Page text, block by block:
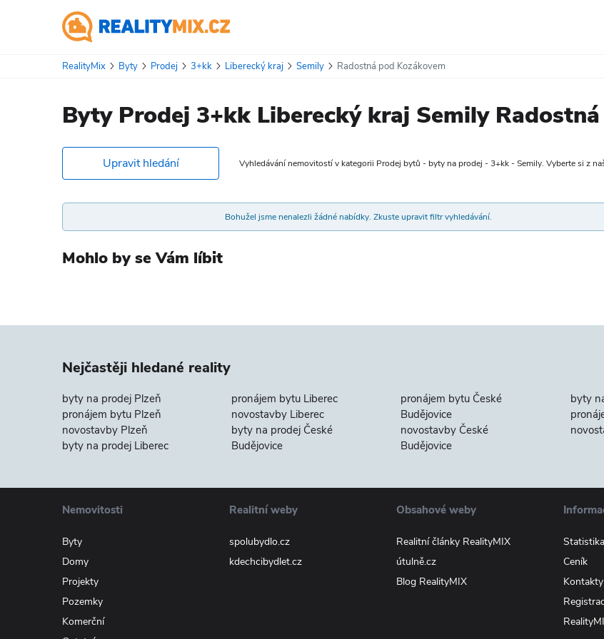
RealityMix Byty Prodej 3+kk Liberecký kraj Semily Radostná pod Kozákovem
Byty Prodej 3+kk Liberecký kraj Semily
Upravit hledání Vyhledávání nemovitostí v kategorii Prodej bytů - byty na prodej - 3+kk - Semily. Vyberte si z
Bohužel jsme nenalezli žádné nabídky. Zkuste upravit filtr vyhledávání.
Mohlo by se Vám líbit
Nejčastěji hledané reality
byty na prodej Plzeň
pronájem bytu Plzeň
novostavby Plzeň
byty na prodej Liberec
pronájem bytu Liberec
novostavby Liberec
byty na prodej České
Budějovice
pronájem bytu České
Budějovice
novostavby České
Budějovice
byty
Nemovitosti
Byty
Domy
Projekty
Pozemky
Komerční
Realitní weby
spolubydlo.cz
kdechcibydlet.cz
Obsahové weby
Realitní články RealityMIX
útulně.cz
Blog RealityMIX
Ceník
Kontakty